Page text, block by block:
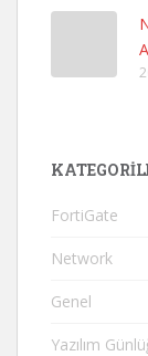
FortiGate
Network
Genel
Yazılım